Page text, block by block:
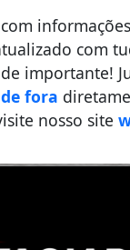
com
importante!
fora
nosso site